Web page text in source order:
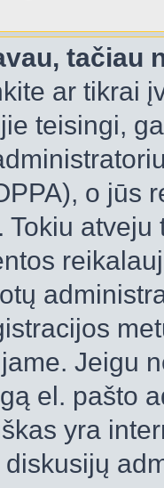
tačiau
ar tikrai
teisingi,
o jūs
Tokiu
Jeigu
el. pašto
yra